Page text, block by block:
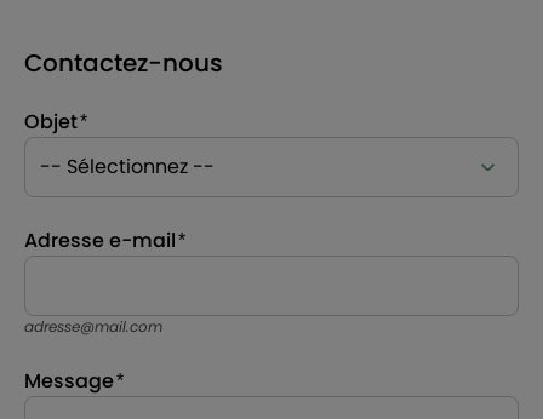
Contactez-nous
Objet
Adresse e-mail
adresse@mail.com
Message